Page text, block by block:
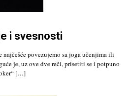
i svesnosti
povezujemo sa joga učenjima ili
je, uz ove dve reči, prisetiti se i potpuno
[…]